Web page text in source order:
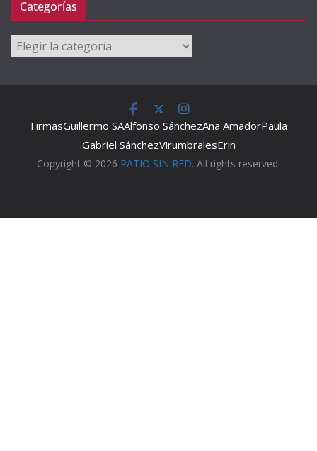
Categorías
Categorías
FirmasGuillermo SAAlfonso SánchezAna AmadorPaula
Gabriel SánchezVirumbralesErin
Copyright © 2026 PATIO SIN RED. All rights reserved.